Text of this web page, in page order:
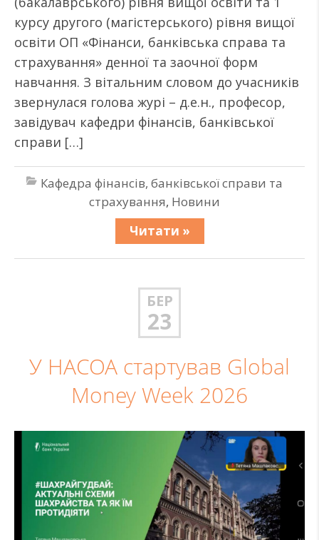
курсу другого (магістерського) рівня вищої
освіти ОП «Фінанси, банківська справа та
страхування» денної та заочної форм
навчання. З вітальним словом до учасників
звернулася голова журі – д.е.н., професор,
завідувач кафедри фінансів, банківської
справи […]
Кафедра фінансів, банківської справи та
страхування, Новини
Читати »
БЕР
23
У НАСОА стартував Global
Money Week 2026